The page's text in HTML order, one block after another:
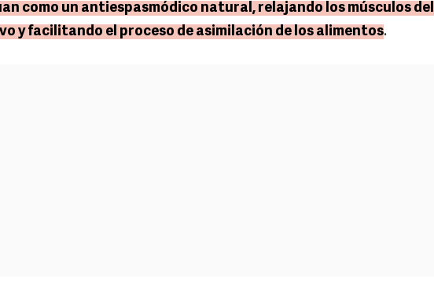
como un antiespasmódico natural, relajando los músculos del
y facilitando el proceso de asimilación de los alimentos.